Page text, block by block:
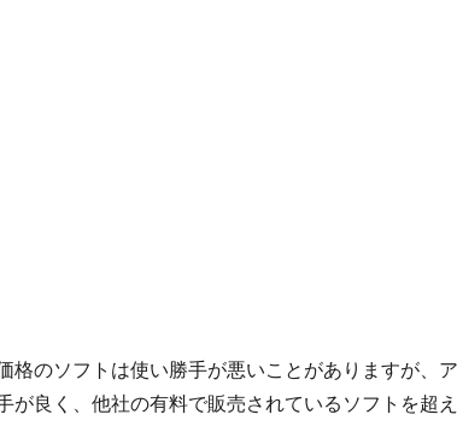
格のソフトは使い勝手が悪いことがありますが、
が良く、他社の有料で販売されているソフトを超